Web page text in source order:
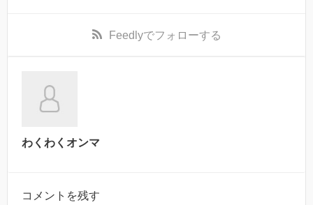
Feedlyでフォローする
わくわくオンマ
コメントを残す